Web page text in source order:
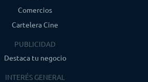
Comercios
Cartelera Cine
PUBLICIDAD
Destaca tu negocio
INTERÉS GENERAL